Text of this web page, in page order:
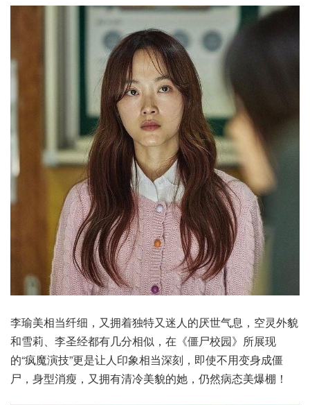
李瑜美相当纤细，又拥着独特又迷人的厌世气息，空灵外貌
和雪莉、李圣经都有几分相似，在《僵尸校园》所展现
的“疯魔演技”更是让人印象相当深刻，即使不用变身成僵
尸，身型消瘦，又拥有清冷美貌的她，仍然病态美爆棚！